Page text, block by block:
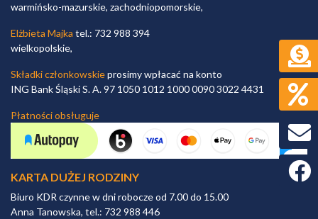
warmińsko-mazurskie, zachodniopomorskie,
Elżbieta Majka tel.: 732 988 394
wielkopolskie,
Składki członkowskieprosimy wpłacać na konto
ING Bank Śląski S. A. 97 1050 1012 1000 0090 3022 4431
Płatności obsługuje
KARTA DUŻEJ RODZINY
Biuro KDR czynne w dni robocze od 7.00 do 15.00
Anna Tanowska, tel.: 732 988 446